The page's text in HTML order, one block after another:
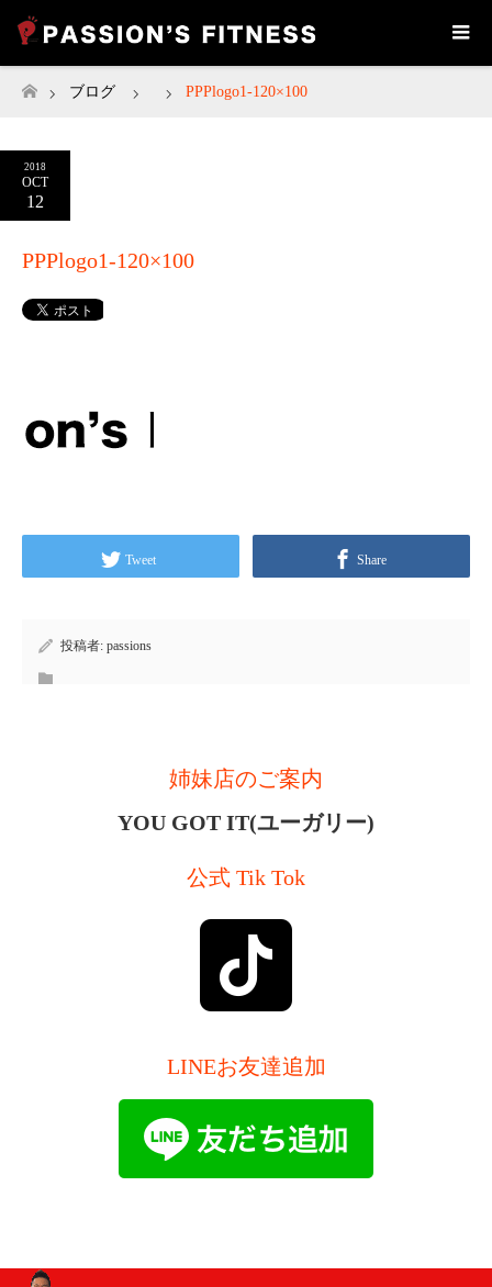
ホーム
ブログ PPPlogo1-120×100
2018
OCT
12
PPPlogo1-120×100
Tweet Share
投稿者: passions
姉妹店のご案内
YOU GOT IT(ユーガリー)
公式 Tik Tok
LINEお友達追加